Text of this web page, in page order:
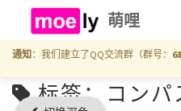
萌哩
通知 ：我们建立了QQ交流群（群号：
标签：コンパ